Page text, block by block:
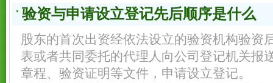
验资与申请设立登记先后顺序是什么
股东的首次出资经依法设立的验资机构验资
表或者共同委托的代理人向公司登记机关报
章程、验资证明等文件，申请设立登记。